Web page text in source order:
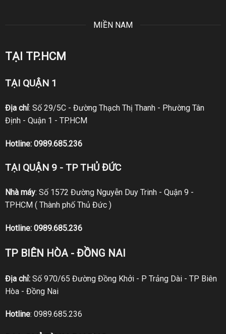
MIỀN NAM
TẠI TP.HCM
TẠI QUẬN 1
Địa chỉ: Số 29/5C - Đường Thạch Thị Thanh - Phường Tân
Định - Quận 1 - TP.HCM
Hotline: 0989.685.236
TẠI QUẬN 9 - TP THỦ ĐỨC
Nhà máy: Số 1572 Đường Nguyễn Duy Trinh - Quận 9 -
TPHCM ( Thành phố Thủ Đức )
Hotline: 0989.685.236
TP BIÊN HÒA - ĐỒNG NAI
Địa chỉ:Số 970/65 Đường Đồng Khởi - P Trảng Dài - TP Biên
Hòa - Đồng Nai
Hotline: 0989.685.236